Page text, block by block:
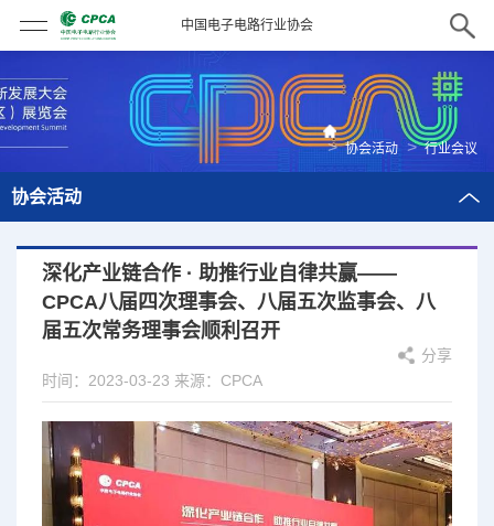
中国电子电路行业协会
> 协会活动 > 行业会议
协会活动
​深化产业链合作 · 助推行业自律共赢——
CPCA八届四次理事会、八届五次监事会、八
届五次常务理事会顺利召开
分享
时间：2023-03-23 来源：CPCA